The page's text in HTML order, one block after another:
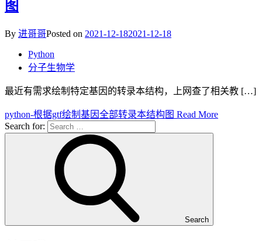
图
By 进哥哥Posted on 2021-12-182021-12-18
Python
分子生物学
最近有需求绘制特定基因的转录本结构，上网查了相关教 […]
python-根据gtf绘制基因全部转录本结构图 Read More
Search for:
Search